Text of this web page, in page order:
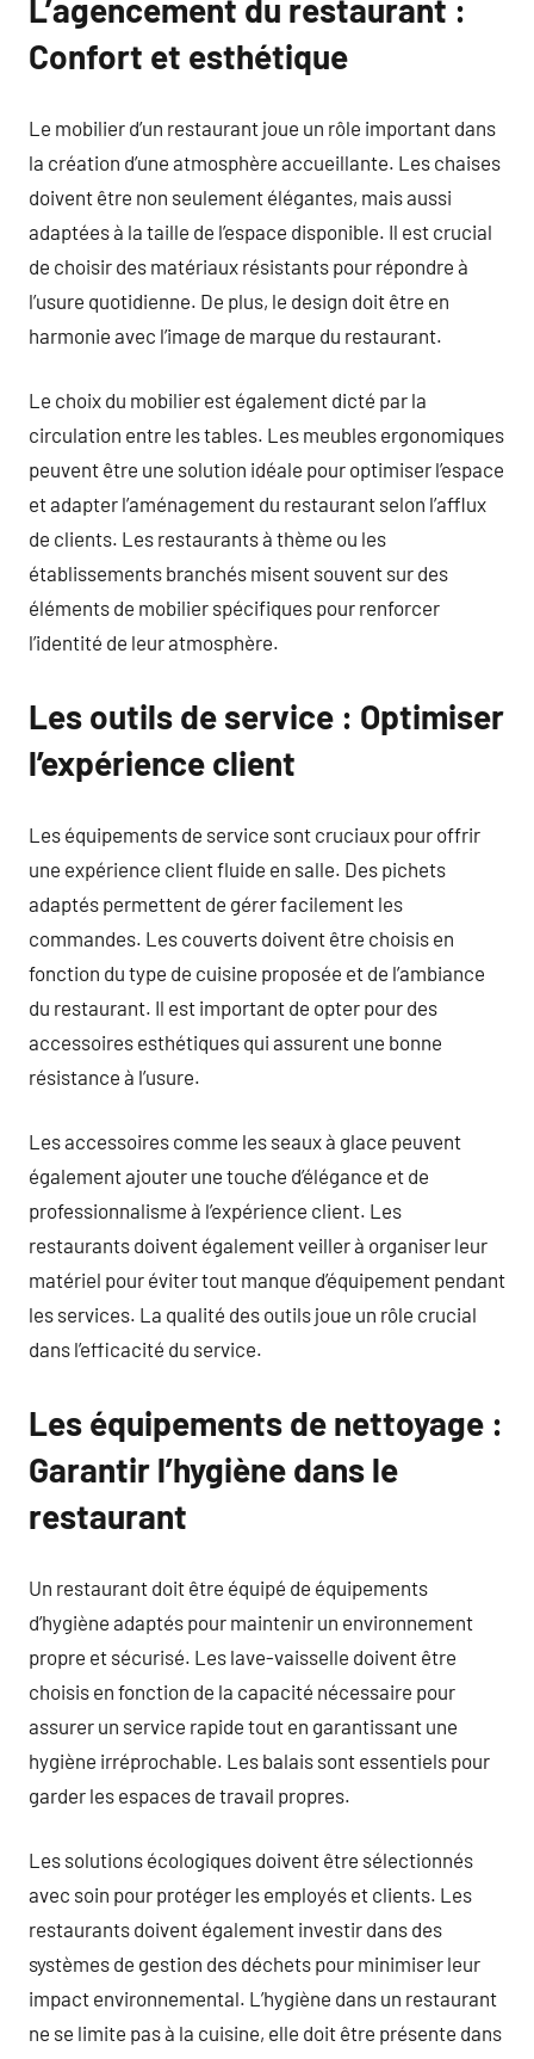
L’agencement du restaurant :
Confort et esthétique
Le mobilier d’un restaurant joue un rôle important dans
la création d’une atmosphère accueillante. Les chaises
doivent être non seulement élégantes, mais aussi
adaptées à la taille de l’espace disponible. Il est crucial
de choisir des matériaux résistants pour répondre à
l’usure quotidienne. De plus, le design doit être en
harmonie avec l’image de marque du restaurant.
Le choix du mobilier est également dicté par la
circulation entre les tables. Les meubles ergonomiques
peuvent être une solution idéale pour optimiser l’espace
et adapter l’aménagement du restaurant selon l’afflux
de clients. Les restaurants à thème ou les
établissements branchés misent souvent sur des
éléments de mobilier spécifiques pour renforcer
l’identité de leur atmosphère.
Les outils de service : Optimiser
l’expérience client
Les équipements de service sont cruciaux pour offrir
une expérience client fluide en salle. Des pichets
adaptés permettent de gérer facilement les
commandes. Les couverts doivent être choisis en
fonction du type de cuisine proposée et de l’ambiance
du restaurant. Il est important de opter pour des
accessoires esthétiques qui assurent une bonne
résistance à l’usure.
Les accessoires comme les seaux à glace peuvent
également ajouter une touche d’élégance et de
professionnalisme à l’expérience client. Les
restaurants doivent également veiller à organiser leur
matériel pour éviter tout manque d’équipement pendant
les services. La qualité des outils joue un rôle crucial
dans l’efficacité du service.
Les équipements de nettoyage :
Garantir l’hygiène dans le
restaurant
Un restaurant doit être équipé de équipements
d’hygiène adaptés pour maintenir un environnement
propre et sécurisé. Les lave-vaisselle doivent être
choisis en fonction de la capacité nécessaire pour
assurer un service rapide tout en garantissant une
hygiène irréprochable. Les balais sont essentiels pour
garder les espaces de travail propres.
Les solutions écologiques doivent être sélectionnés
avec soin pour protéger les employés et clients. Les
restaurants doivent également investir dans des
systèmes de gestion des déchets pour minimiser leur
impact environnemental. L’hygiène dans un restaurant
ne se limite pas à la cuisine, elle doit être présente dans